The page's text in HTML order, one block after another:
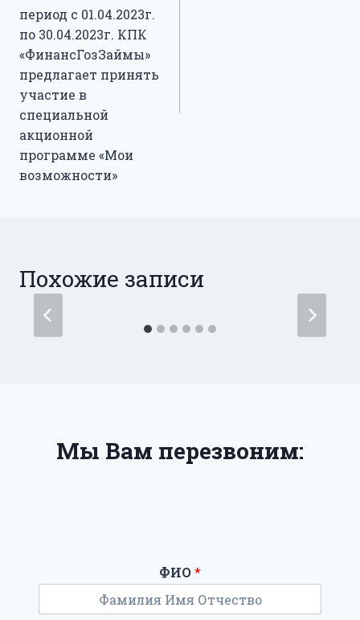
период с 01.04.2023г.
по 30.04.2023г. КПК
«ФинансГозЗаймы»
предлагает принять
участие в
специальной
акционной
программе «Мои
возможности»
Похожие записи
Мы Вам перезвоним:
ФИО*